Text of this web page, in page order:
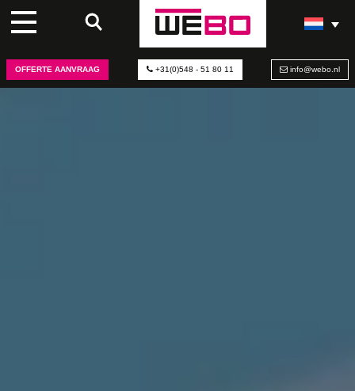
OFFERTE AANVRAAG +31(0)548 - 51 80 11 info@webo.nl